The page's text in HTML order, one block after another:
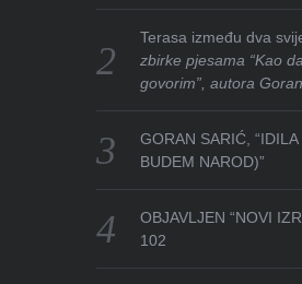
Terasa između dva
zbirke pjesama “Kao
govorim”, autora
GORAN SARIĆ,
BUDEM NAROD)”
OBJAVLJEN “NOVI
102